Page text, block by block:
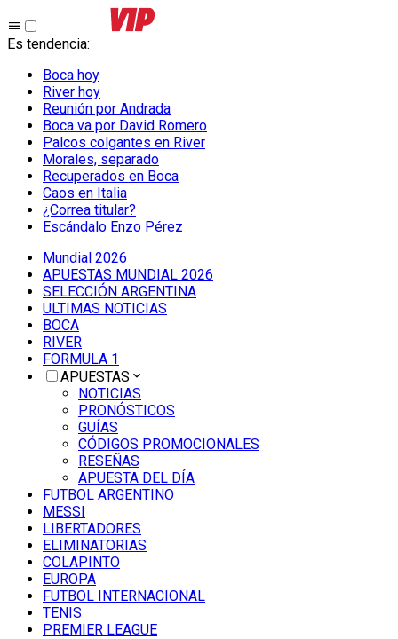
Es tendencia:
Boca hoy
River hoy
Reunión por Andrada
Boca va por David Romero
Palcos colgantes en River
Morales, separado
Recuperados en Boca
Caos en Italia
¿Correa titular?
Escándalo Enzo Pérez
Mundial 2026
APUESTAS MUNDIAL 2026
SELECCIÓN ARGENTINA
ULTIMAS NOTICIAS
BOCA
RIVER
FORMULA 1
APUESTAS
NOTICIAS
PRONÓSTICOS
GUÍAS
CÓDIGOS PROMOCIONALES
RESEÑAS
APUESTA DEL DÍA
FUTBOL ARGENTINO
MESSI
LIBERTADORES
ELIMINATORIAS
COLAPINTO
EUROPA
FUTBOL INTERNACIONAL
TENIS
PREMIER LEAGUE